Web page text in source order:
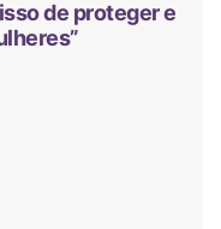
de proteger e